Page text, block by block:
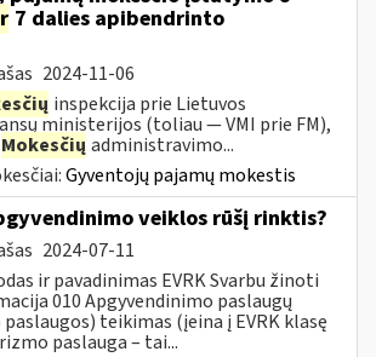
7 dalies apibendrinto
2024-11-06
inspekcija prie Lietuvos
ministerijos (toliau — VMI prie FM),
Mokesčių administravimo...
Gyventojų pajamų mokestis
veiklos rūšį rinktis?
2024-07-11
ir pavadinimas EVRK Svarbu žinoti
010 Apgyvendinimo paslaugų
teikimas (įeina į EVRK klasę
paslauga – tai...